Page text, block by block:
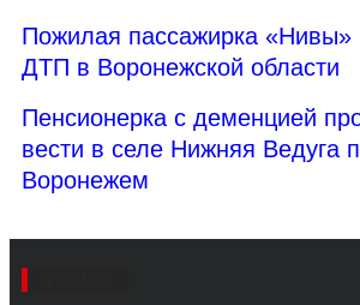
Пожилая пассажирка «Нивы»
ДТП в Воронежской области
Пенсионерка с деменцией
вести в селе Нижняя Ведуга
Воронежем